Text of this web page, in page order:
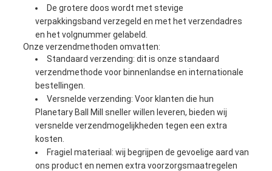
De grotere doos wordt met stevige
verpakkingsband verzegeld en met het verzendadres
en het volgnummer gelabeld.
Onze verzendmethoden omvatten:
Standaard verzending: dit is onze standaard
verzendmethode voor binnenlandse en internationale
bestellingen.
Versnelde verzending: Voor klanten die hun
Planetary Ball Mill sneller willen leveren, bieden wij
versnelde verzendmogelijkheden tegen een extra
kosten.
Fragiel materiaal: wij begrijpen de gevoelige aard van
ons product en nemen extra voorzorgsmaatregelen